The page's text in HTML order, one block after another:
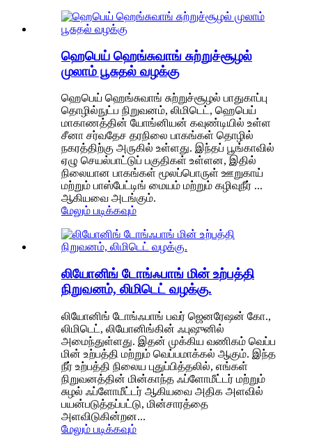
ஹெபெய் ஹெங்சுவாங் சுற்றுச்சூழல்
முலாம் பூசுதல் வழக்கு
ஹெபெய் ஹெங்சுவாங் சுற்றுச்சூழல் பாதுகாப்பு
தொழில்நுட்ப நிறுவனம், லிமிடெட், ஹெபெய்
மாகாணத்தின் யோங்னியன் கவுண்டியில் உள்ள
சீனா சர்வதேச தரநிலை பாகங்கள் தொழில்
நகரத்திற்கு அருகில் உள்ளது. இந்தப் பூங்காவில்
ஏழு செயல்பாட்டுப் பகுதிகள் உள்ளன, இதில்
நிலையான பாகங்கள் மூலப்பொருள் ஊறுகாய்
மற்றும் பாஸ்பேட்டிங் மையம் மற்றும் கழிவுநீர் ...
ஆகியவை அடங்கும்.
மேலும் படிக்கவும்
லியோனிங் டோங்ஃபாங் மின் உற்பத்தி
நிறுவனம், லிமிடெட் வழக்கு.
லியோனிங் டோங்ஃபாங் பவர் ஜெனரேஷன் கோ.,
லிமிடெட், லியோனிங்கின் ஃபுஷுனில்
அமைந்துள்ளது. இதன் முக்கிய வணிகம் வெப்ப
மின் உற்பத்தி மற்றும் வெப்பமாக்கல் ஆகும். இந்த
நீர் உற்பத்தி நிலைய புதுப்பித்தலில், எங்கள்
நிறுவனத்தின் மின்காந்த ஃப்ளோமீட்டர் மற்றும்
சுழல் ஃப்ளோமீட்டர் ஆகியவை அதிக அளவில்
பயன்படுத்தப்பட்டு, மின்சாரத்தை
அளவிடுகின்றன...
மேலும் படிக்கவும்